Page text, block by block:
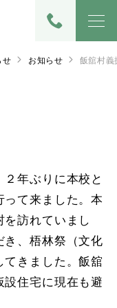
せ お知らせ 飯舘村義
年ぶりに本校と
て来ました。本
訪れていまし
き、梧林祭（文化
きました。飯舘
住宅に現在も避